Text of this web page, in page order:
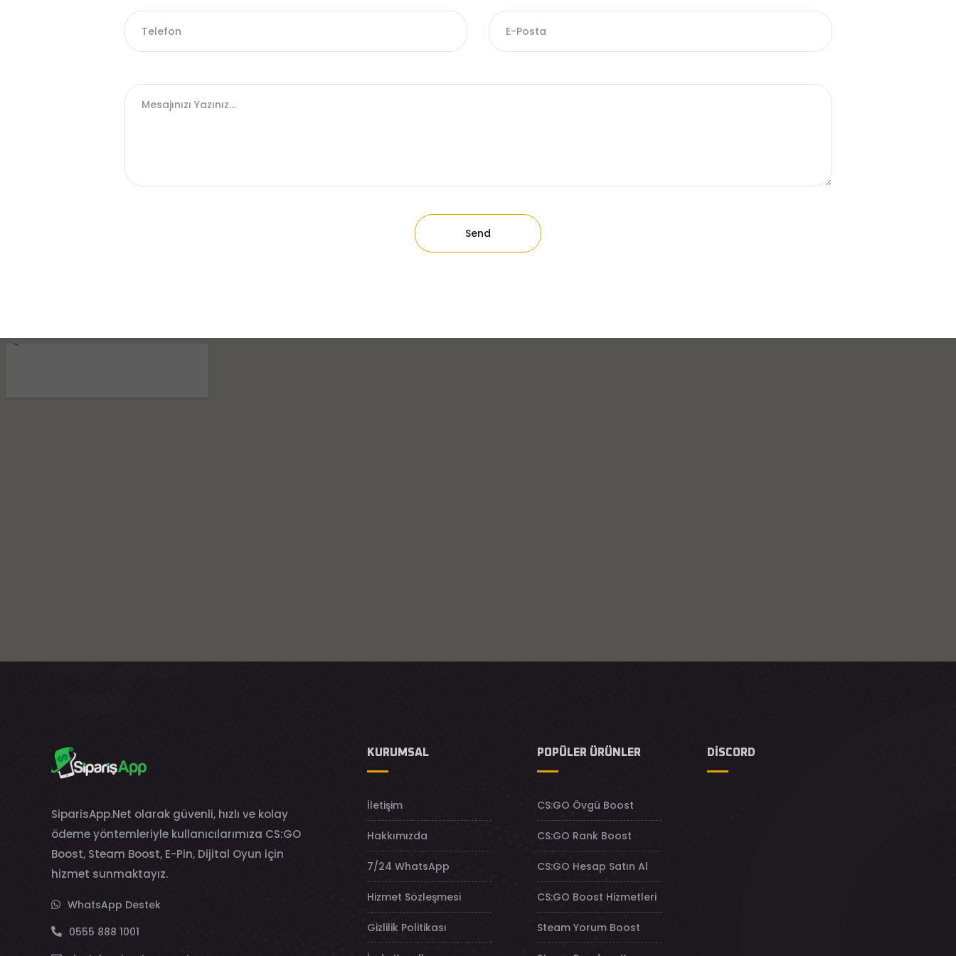
SiparisApp.Net olarak güvenli, hızlı ve kolay
ödeme yöntemleriyle kullanıcılarımıza CS:GO
Boost, Steam Boost, E-Pin, Dijital Oyun için
hizmet sunmaktayız.
WhatsApp Destek
0555 888 1001
KURUMSAL
İletişim
Hakkımızda
7/24 WhatsApp
Hizmet Sözleşmesi
Gizlilik Politikası
POPÜLER ÜRÜNLER
CS:GO Övgü Boost
CS:GO Rank Boost
CS:GO Hesap Satın Al
CS:GO Boost Hizmetleri
Steam Yorum Boost
DISCORD